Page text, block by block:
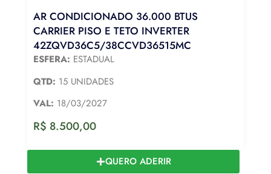
AR CONDICIONADO 36.000 BTUS
CARRIER PISO E TETO INVERTER
42ZQVD36C5/38CCVD36515MC
ESFERA: ESTADUAL
QTD: 15 UNIDADES
VAL: 18/03/2027
R$ 8.500,00
QUERO ADERIR